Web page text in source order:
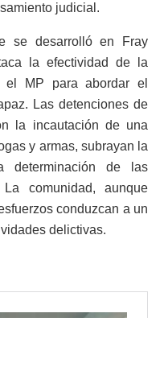
judicial.
se desarrolló en Fray
la efectividad de la
MP para abordar el
Las detenciones de
la incautación de una
y armas, subrayan la
determinación de las
comunidad, aunque
conduzcan a un
delictivas.